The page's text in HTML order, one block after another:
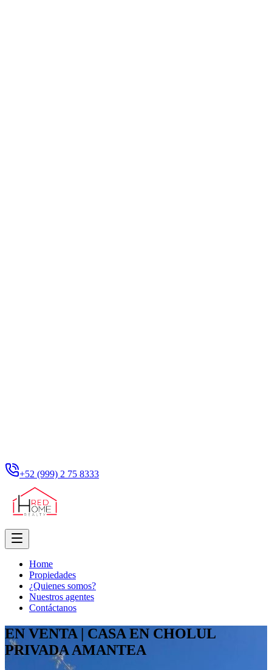
+52 (999) 2 75 8333
Home
Propiedades
¿Quienes somos?
Nuestros agentes
Contáctanos
EN VENTA | CASA EN CHOLUL
PRIVADA AMANTEA